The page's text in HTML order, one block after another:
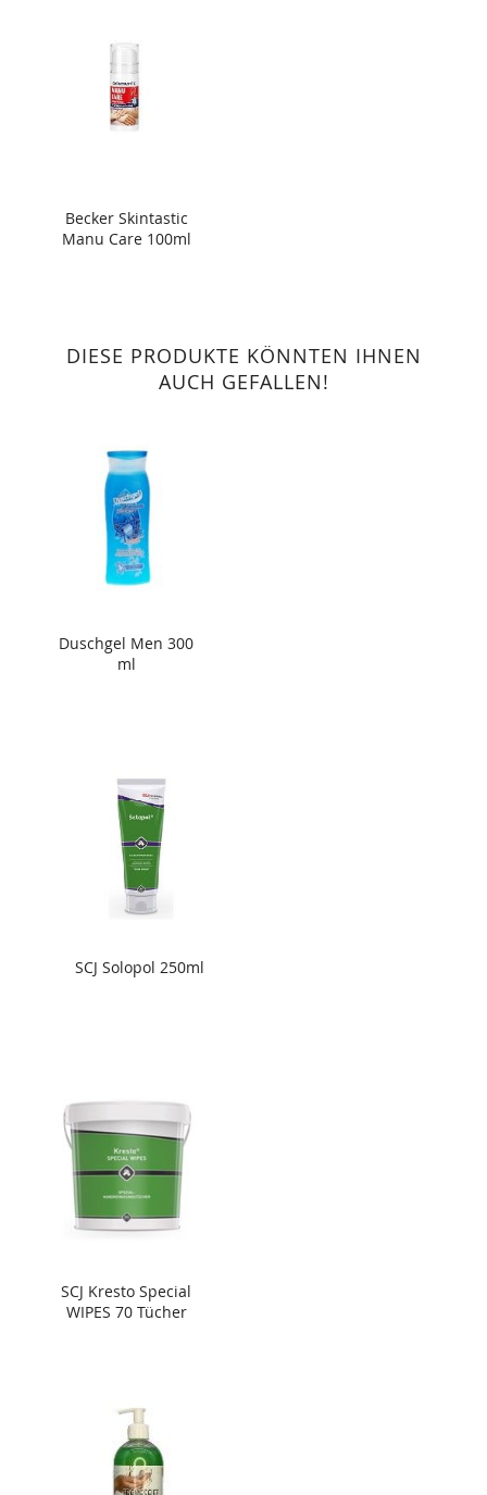
Becker Skintastic
Manu Care 100ml
DIESE PRODUKTE KÖNNTEN IHNEN
AUCH GEFALLEN!
Duschgel Men 300
ml
SCJ Solopol 250ml
SCJ Kresto Special
WIPES 70 Tücher